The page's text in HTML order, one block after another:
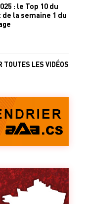
: le Top 10 du
de la semaine 1 du
TOUTES LES VIDÉOS